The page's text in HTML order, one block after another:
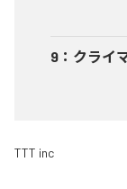
9 ： クライ
TTT inc